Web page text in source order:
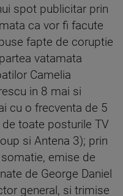
spot publicitar prin
ca vor fi facute
fapte de coruptie
vatamata
Camelia
in 8 mai si
cu o frecventa de 5
toate posturile TV
si Antena 3); prin
emise de
de George Daniel
general, si trimise